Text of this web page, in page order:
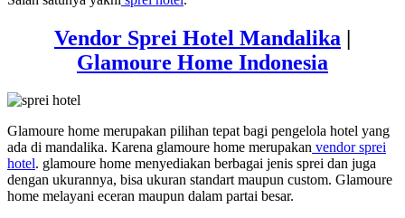
Vendor Sprei Hotel Mandalika |
Glamoure Home Indonesia
Glamoure home merupakan pilihan tepat bagi pengelola hotel yang
ada di mandalika. Karena glamoure home merupakan vendor sprei
hotel. glamoure home menyediakan berbagai jenis sprei dan juga
dengan ukurannya, bisa ukuran standart maupun custom. Glamoure
home melayani eceran maupun dalam partai besar.